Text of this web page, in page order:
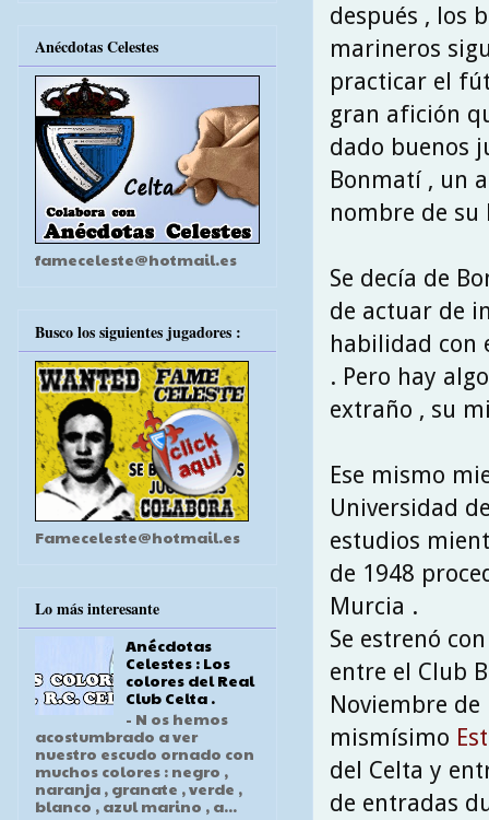
después , los
marineros
practicar el
gran afición
dado buenos
Bonmatí , un
nombre de
Se decía de
de actuar de
habilidad con
. Pero hay
extraño , su
Ese mismo
Universidad
estudios
de 1948
Murcia .
Se estrenó
entre el Club
Noviembre de
mismísimo
del Celta y
de entradas
Anécdotas Celestes
fameceleste@hotmail.es
Busco los siguientes jugadores :
Fameceleste@hotmail.es
Lo más interesante
Anécdotas
Celestes : Los
colores del Real
Club Celta .
- N os hemos
acostumbrado a ver
nuestro escudo ornado con
muchos colores : negro ,
naranja , granate , verde ,
blanco , azul marino , a...